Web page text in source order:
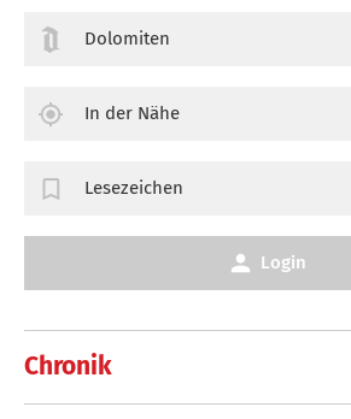
Chronik
Dolomiten
In der Nähe
Lesezeichen
Login